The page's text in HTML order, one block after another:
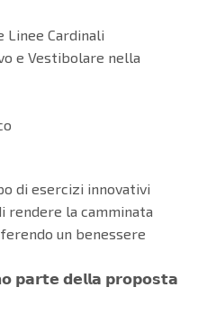
Cardinali
e Vestibolare nella
di esercizi innovativi
rendere la camminata
un benessere
𝗽𝗮𝗿𝘁𝗲 𝗱𝗲𝗹𝗹𝗮 𝗽𝗿𝗼𝗽𝗼𝘀𝘁𝗮